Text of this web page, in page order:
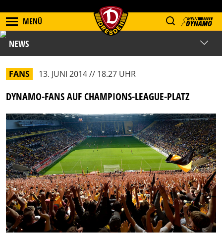
MENÜ
NEWS
FANS 13. JUNI 2014 // 18.27 UHR
DYNAMO-FANS AUF CHAMPIONS-LEAGUE-PLATZ